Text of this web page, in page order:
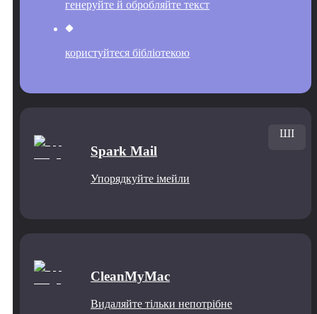
генеруйте й обробляйте текст
користуйтеся бібліотекою
Spark Mail
Упорядкуйте імейли
ШІ
CleanMyMac
Видаляйте тільки непотрібне